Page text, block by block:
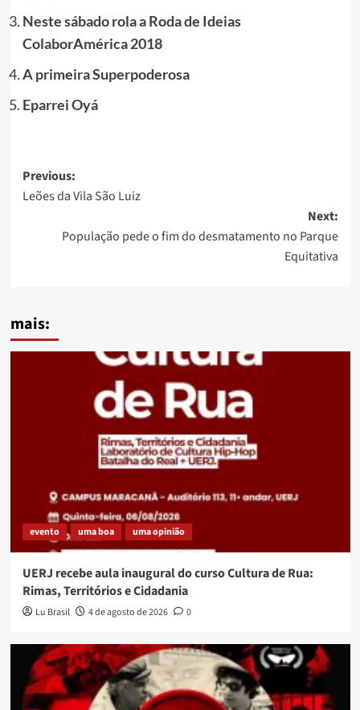
Neste sábado rola a Roda de Ideias
ColaborAmérica 2018
A primeira Superpoderosa
Eparrei Oyá
Post
navigation
Previous:
Leões da Vila São Luiz
Next:
População pede o fim do desmatamento no Parque
Equitativa
mais:
evento uma boa uma opinião
UERJ recebe aula inaugural do curso Cultura de Rua:
Rimas, Territórios e Cidadania
Lu Brasil 4 de agosto de 2026 0